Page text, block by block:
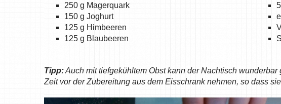
250 g Magerquark
150 g Joghurt
125 g Himbeeren
125 g Blaubeeren
Tipp:Auch mit tiefgekühltem Obst kann der Nachtisch
Zeit vor der Zubereitung aus dem Eisschrank nehmen, so dass